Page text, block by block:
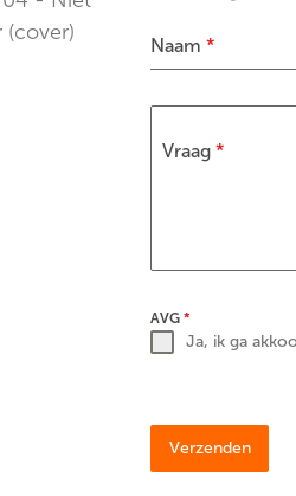
Naam *
Vraag *
AVG *
Ja, ik ga
Verzenden